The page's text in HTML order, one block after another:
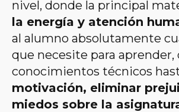
nivel, donde la principal
la energía y atención
al alumno absolutamente
que necesite para aprender,
conocimientos técnicos
motivación, eliminar
miedos sobre la